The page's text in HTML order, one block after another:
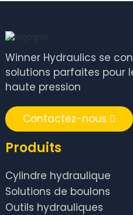
Winner Hydraulics se
solutions parfaites pour
haute pression
Contactez-nous
Produits
Cylindre hydraulique
Solutions de boulons
Outils hydrauliques